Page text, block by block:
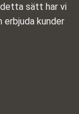
sätt har vi
erbjuda kunder